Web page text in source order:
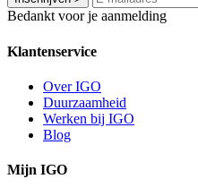
Bedankt voor je aanmelding
Klantenservice
Over IGO
Duurzaamheid
Werken bij IGO
Blog
Mijn IGO